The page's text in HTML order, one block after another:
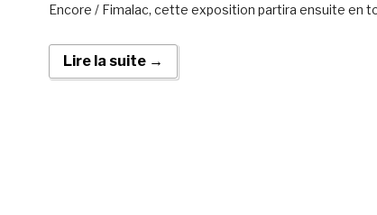
Encore / Fimalac, cette exposition partira ensuite en
Lire la suite →